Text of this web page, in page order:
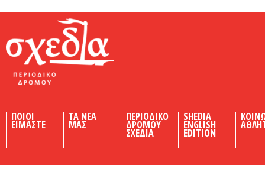
ΠΟΙΟΙ
ΕΙΜΑΣΤΕ
ΤΑ ΝΕΑ
ΜΑΣ
ΠΕΡΙΟΔΙΚΟ
ΔΡΟΜΟΥ
ΣΧΕΔΙΑ
SHEDIA
ENGLISH
EDITION